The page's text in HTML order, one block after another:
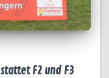
F2 und F3